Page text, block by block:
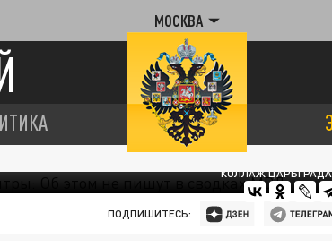
МОСКВА
КОЛЛАЖ ЦАРЬГРАДА
ПОДПИШИТЕСЬ: